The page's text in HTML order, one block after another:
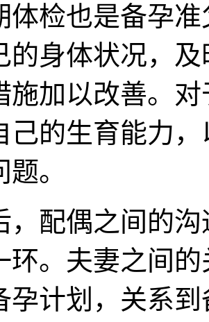
也是备孕准
的身体状况，
施加以改善。
己的生育能力
。
偶之间的沟
环。夫妻之间
孕计划，关系